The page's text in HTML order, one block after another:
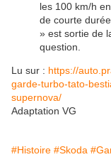
les 100 km/h
de courte
» est sortie de
question.
Lu sur : https://
garde-turbo-tato-
supernova/
Adaptation VG
#Histoire #Skoda